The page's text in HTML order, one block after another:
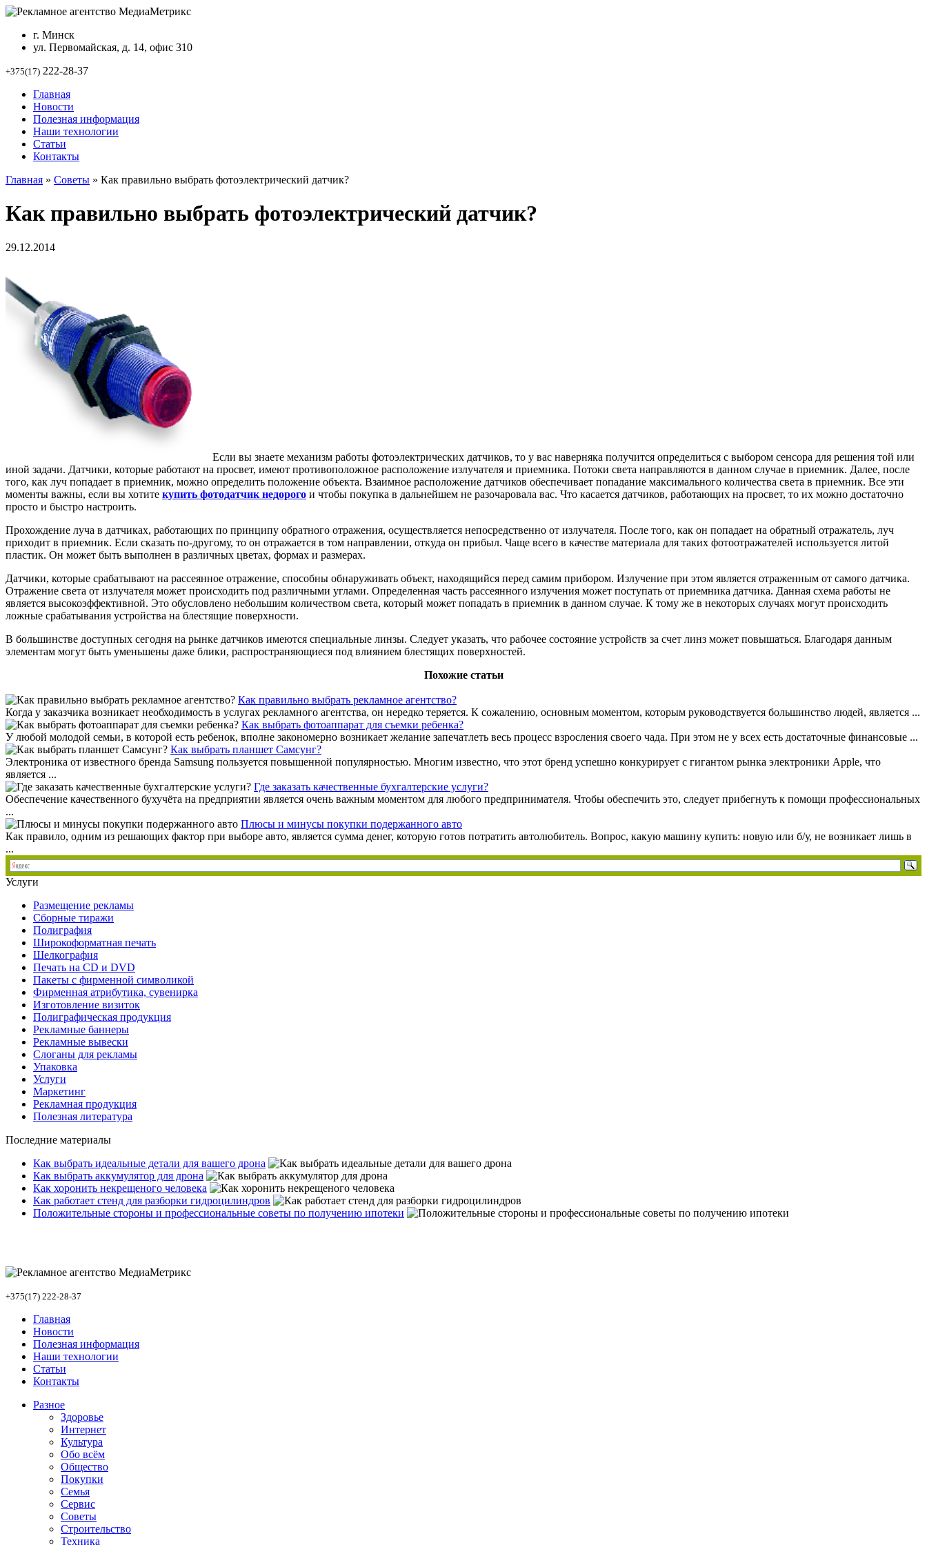
г. Минск
ул. Первомайская, д. 14, офис 310
+375(17) 222-28-37
Главная
Новости
Полезная информация
Наши технологии
Статьи
Контакты
Главная » Советы » Как правильно выбрать фотоэлектрический датчик?
Как правильно выбрать фотоэлектрический датчик?
29.12.2014
Если вы знаете механизм работы фотоэлектрических датчиков, то у вас наверняка получится определиться с выбором сенсора для решения той или
иной задачи. Датчики, которые работают на просвет, имеют противоположное расположение излучателя и приемника. Потоки света направляются в данном случае в приемник. Далее, после
того, как луч попадает в приемник, можно определить положение объекта. Взаимное расположение датчиков обеспечивает попадание максимального количества света в приемник. Все эти
моменты важны, если вы хотите купить фотодатчик недорого и чтобы покупка в дальнейшем не разочаровала вас. Что касается датчиков, работающих на просвет, то их можно достаточно
просто и быстро настроить.
Прохождение луча в датчиках, работающих по принципу обратного отражения, осуществляется непосредственно от излучателя. После того, как он попадает на обратный отражатель, луч
приходит в приемник. Если сказать по-другому, то он отражается в том направлении, откуда он прибыл. Чаще всего в качестве материала для таких фотоотражателей используется литой
пластик. Он может быть выполнен в различных цветах, формах и размерах.
Датчики, которые срабатывают на рассеянное отражение, способны обнаруживать объект, находящийся перед самим прибором. Излучение при этом является отраженным от самого датчика.
Отражение света от излучателя может происходить под различными углами. Определенная часть рассеянного излучения может поступать от приемника датчика. Данная схема работы не
является высокоэффективной. Это обусловлено небольшим количеством света, который может попадать в приемник в данном случае. К тому же в некоторых случаях могут происходить
ложные срабатывания устройства на блестящие поверхности.
В большинстве доступных сегодня на рынке датчиков имеются специальные линзы. Следует указать, что рабочее состояние устройств за счет линз может повышаться. Благодаря данным
элементам могут быть уменьшены даже блики, распространяющиеся под влиянием блестящих поверхностей.
Похожие статьи
Как правильно выбрать рекламное агентство?
Когда у заказчика возникает необходимость в услугах рекламного агентства, он нередко теряется. К сожалению, основным моментом, которым руководствуется большинство людей, является ...
Как выбрать фотоаппарат для съемки ребенка?
У любой молодой семьи, в которой есть ребенок, вполне закономерно возникает желание запечатлеть весь процесс взросления своего чада. При этом не у всех есть достаточные финансовые ...
Как выбрать планшет Самсунг?
Электроника от известного бренда Samsung пользуется повышенной популярностью. Многим известно, что этот бренд успешно конкурирует с гигантом рынка электроники Apple, что
является ...
Где заказать качественные бухгалтерские услуги?
Обеспечение качественного бухучёта на предприятии является очень важным моментом для любого предпринимателя. Чтобы обеспечить это, следует прибегнуть к помощи профессиональных
...
Плюсы и минусы покупки подержанного авто
Как правило, одним из решающих фактор при выборе авто, является сумма денег, которую готов потратить автолюбитель. Вопрос, какую машину купить: новую или б/у, не возникает лишь в
...
Услуги
Размещение рекламы
Сборные тиражи
Полиграфия
Широкоформатная печать
Шелкография
Печать на СD и DVD
Пакеты с фирменной символикой
Фирменная атрибутика, сувенирка
Изготовление визиток
Полиграфическая продукция
Рекламные баннеры
Рекламные вывески
Слоганы для рекламы
Упаковка
Услуги
Маркетинг
Рекламная продукция
Полезная литература
Последние материалы
Как выбрать идеальные детали для вашего дрона
Как выбрать аккумулятор для дрона
Как хоронить некрещеного человека
Как работает стенд для разборки гидроцилиндров
Положительные стороны и профессиональные советы по получению ипотеки
+375(17) 222-28-37
Главная
Новости
Полезная информация
Наши технологии
Статьи
Контакты
Разное
Здоровье
Интернет
Культура
Обо всём
Общество
Покупки
Семья
Сервис
Советы
Строительство
Техника